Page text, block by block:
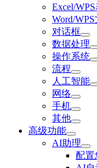
Excel/
Word/
对话框
数据处理
操作系统
流程
人工智能
网络
手机
其他
高级功能
AI助理
配置